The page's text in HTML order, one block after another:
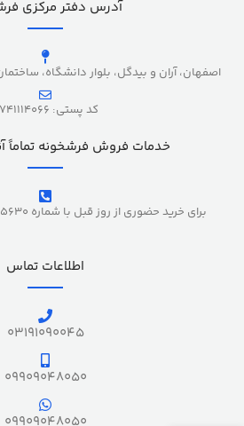
آدرس دفتر مرکزی
اصفهان، آران و بیدگل، بلوار دانشگاه،
کد پستی: 8741114066
خدمات فروش فرشخونه تماماً
برای خرید حضوری از روز قبل با شماره 09192435630 هماهنگ کنید.
اطلاعات تماس
03191090045
09909048050